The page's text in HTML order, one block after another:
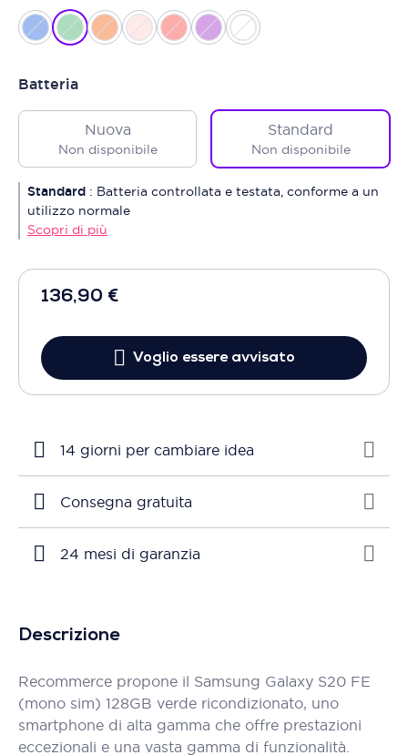
136,90 €
Voglio essere avvisato
Batteria
Nuova
Non disponibile
Standard
Non disponibile
Standard : Batteria controllata e testata, conforme a un
utilizzo normale
Scopri di più
14 giorni per cambiare idea
Consegna gratuita
24 mesi di garanzia
Descrizione
Recommerce propone il Samsung Galaxy S20 FE
(mono sim) 128GB verde ricondizionato, uno
smartphone di alta gamma che offre prestazioni
eccezionali e una vasta gamma di funzionalità.